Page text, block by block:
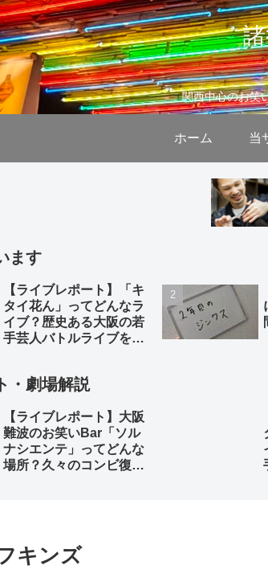
関西中心のお笑
ホーム 当
ます
【ライブレポート】「キ
タイ花ん」ってどんなラ
イブ？歴史ある大阪の若
手芸人バトルライブを徹
・劇場解説
【ライブレポート】大阪
難波のお笑いBar「ソル
ナシエンテ」ってどんな
場所？久々のコンビ復活
キンズ